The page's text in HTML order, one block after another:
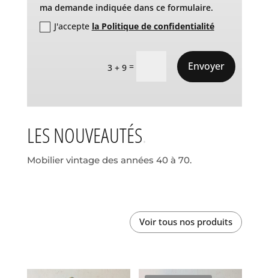
ma demande indiquée dans ce formulaire.
J'accepte la Politique de confidentialité
3 + 9 = Envoyer
LES NOUVEAUTÉS
Mobilier vintage des années 40 à 70.
Voir tous nos produits